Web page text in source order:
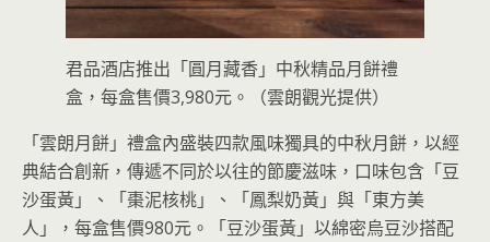
君品酒店推出「圓月藏香」中秋精品月餅禮
盒，每盒售價3,980元。（雲朗觀光提供）
「雲朗月餅」禮盒內盛裝四款風味獨具的中秋月餅，以經
典結合創新，傳遞不同於以往的節慶滋味，口味包含「豆
沙蛋黃」、「棗泥核桃」、「鳳梨奶黃」與「東方美
人」，每盒售價980元。「豆沙蛋黃」以綿密烏豆沙搭配